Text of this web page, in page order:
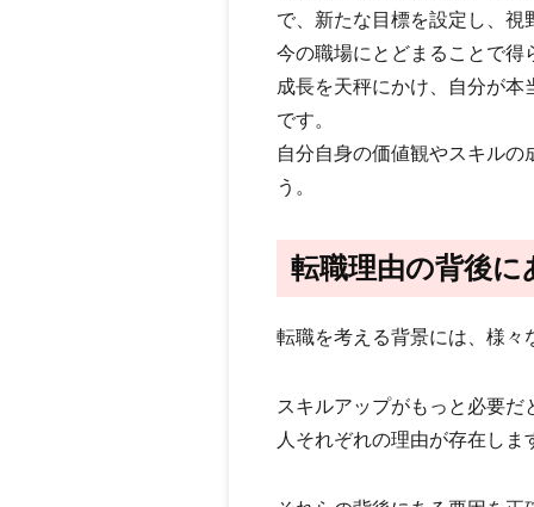
で、新たな目標を設定し、
今の職場にとどまることで得
成長を天秤にかけ、自分が
です。
自分自身の価値観やスキル
う。
転職理由の背後に
転職を考える背景には、様々
スキルアップがもっと必要
人それぞれの理由が存在しま